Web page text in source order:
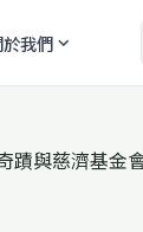
於我們expand_more
蹟與慈濟基金